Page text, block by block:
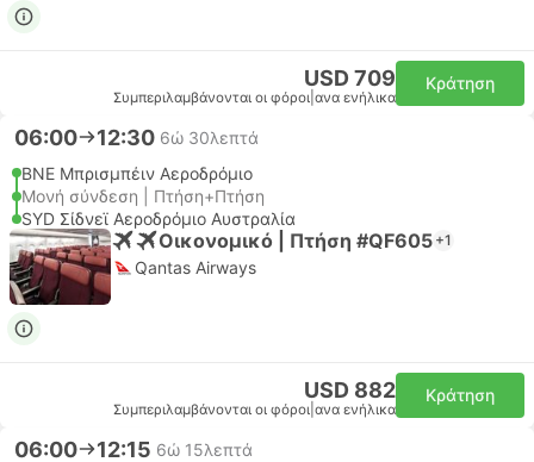
USD 709
Συμπεριλαμβάνονται οι φόροι ανα ενήλικα
Κράτηση
06:00 12:30 6ώ 30λεπτά
BNE Μπρισμπέιν Αεροδρόμιο
Μονή σύνδεση | Πτήση+Πτήση
SYD Σίδνεϊ Αεροδρόμιο Αυστραλία
Οικονομικό | Πτήση #QF605 +1
Qantas Airways
USD 882
Συμπεριλαμβάνονται οι φόροι ανα ενήλικα
Κράτηση
06:00 12:15 6ώ 15λεπτά